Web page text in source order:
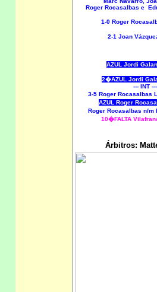
Roger Rocasalbas e
1-0 Roger
2-1 Joan
AZUL Jordi
2�AZUL Jordi
--- INT ---
3-5 Roger Rocasalbas
AZUL Roger
Roger Rocasalbas n/m
10�FALTA
Árbitros: